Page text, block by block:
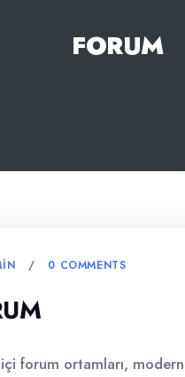
FORUM
0 COMMENTS
forum ortamları,